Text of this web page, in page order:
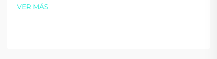
arranque, uso diario y calefacción auxiliar. Empiece a
ahorrar en energía hoy.
VER MÁS